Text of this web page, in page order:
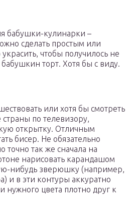
бабушки-кулинарки –
сделать простым или
чтобы получилось не
торт. Хотя бы с виду.
или хотя бы смотреть
по телевизору,
открытку. Отличным
бисер. Не обязательно
точно так же сначала на
нарисовать карандашом
нибудь зверюшку (например,
и в эти контуры аккуратно
нужного цвета плотно друг к